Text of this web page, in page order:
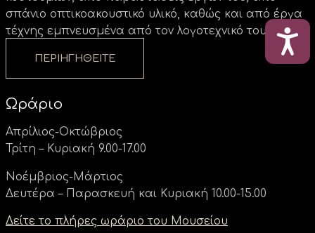
σπάνιο οπτικοακουστικό υλικό, καθώς και από έργα
τέχνης εμπνευσμένα από τον λογοτεχνικό του κόσμο.
ΠΕΡΙΗΓΗΘΕΊΤΕ
Ωράριο
Απρίλιος-Οκτώβριος
Τρίτη – Κυριακή 9.00-17.00
Νοέμβριος-Μάρτιος
Δευτέρα – Παρασκευή και Κυριακή 10.00-15.00
Δείτε το πλήρες ωράριο του Μουσείου